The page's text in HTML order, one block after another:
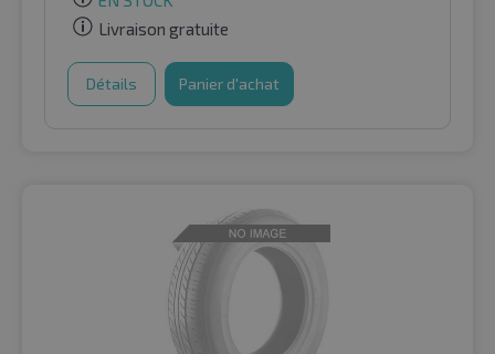
Livraison gratuite
Détails Panier d'achat